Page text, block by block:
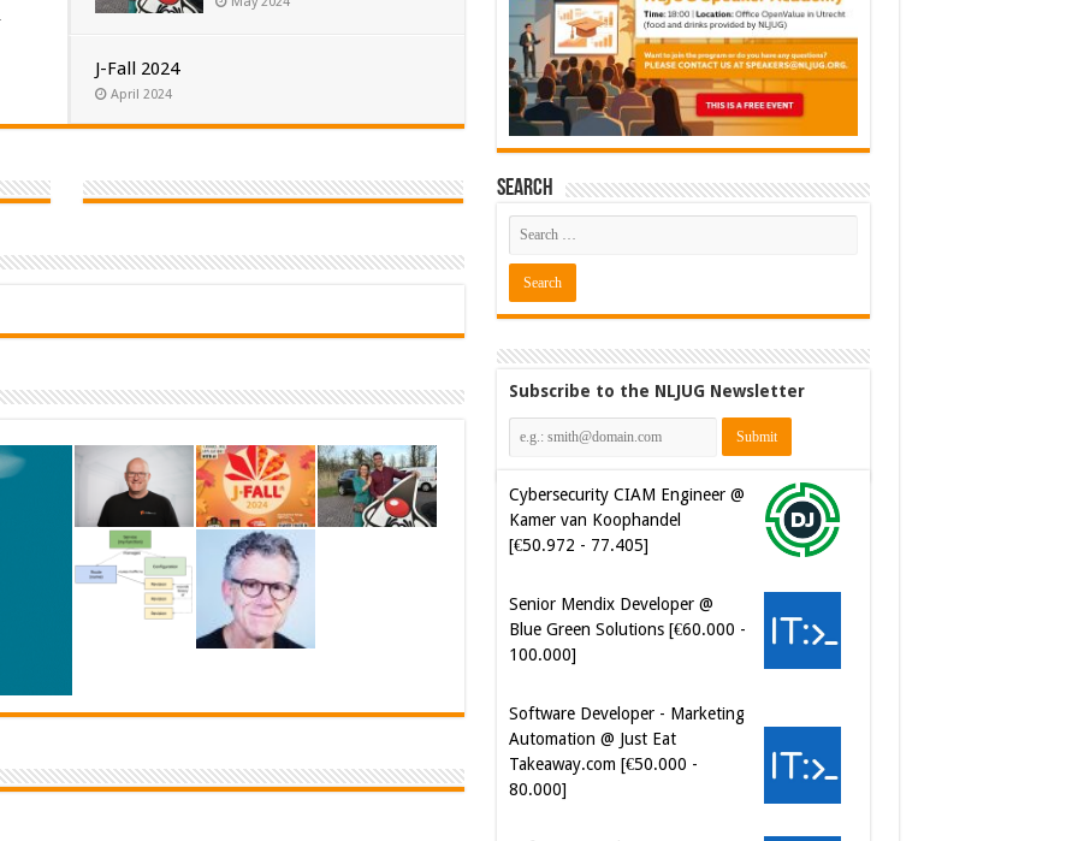
J-Fall 2024
April 2024
Search
Subscribe to the NLJUG Newsletter
Cybersecurity CIAM Engineer @
Kamer van Koophandel
[€50.972 - 77.405]
Senior Mendix Developer @
Blue Green Solutions [€60.000 -
100.000]
Software Developer - Marketing
Automation @ Just Eat
Takeaway.com [€50.000 -
80.000]